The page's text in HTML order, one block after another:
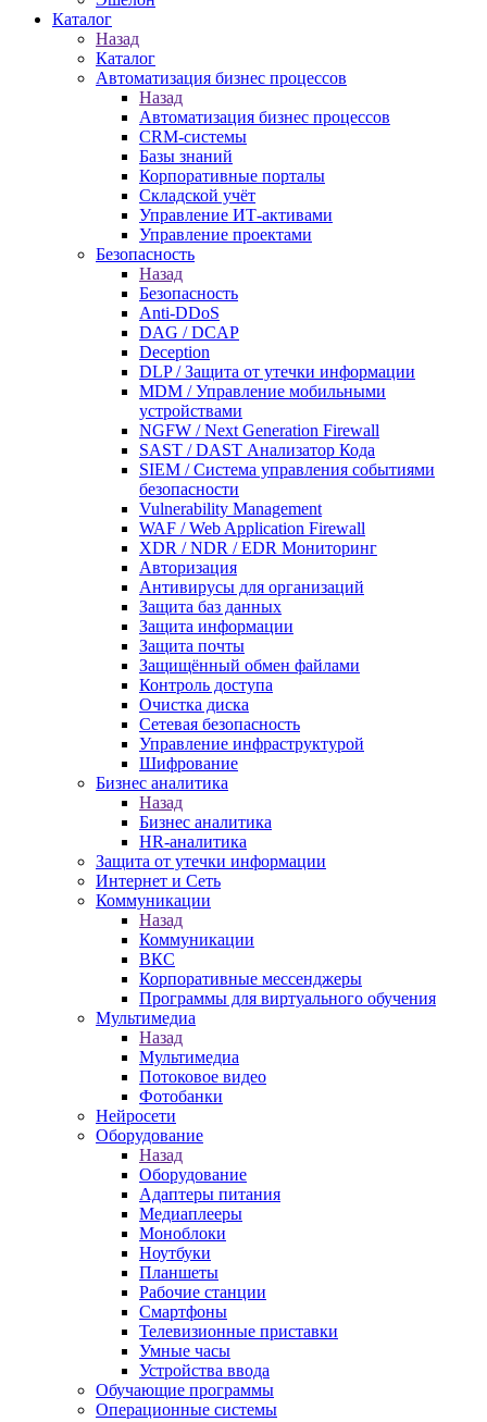
Каталог
Назад
Каталог
Автоматизация бизнес процессов
Назад
Автоматизация бизнес процессов
CRM-системы
Базы знаний
Корпоративные порталы
Складской учёт
Управление ИТ-активами
Управление проектами
Безопасность
Назад
Безопасность
Anti-DDoS
DAG / DCAP
Deception
DLP / Защита от утечки информации
MDM / Управление мобильными
устройствами
NGFW / Next Generation Firewall
SAST / DAST Анализатор Кода
SIEM / Система управления событиями
безопасности
Vulnerability Management
WAF / Web Application Firewall
XDR / NDR / EDR Мониторинг
Авторизация
Антивирусы для организаций
Защита баз данных
Защита информации
Защита почты
Защищённый обмен файлами
Контроль доступа
Очистка диска
Сетевая безопасность
Управление инфраструктурой
Шифрование
Бизнес аналитика
Назад
Бизнес аналитика
HR-аналитика
Защита от утечки информации
Интернет и Сеть
Коммуникации
Назад
Коммуникации
ВКС
Корпоративные мессенджеры
Программы для виртуального обучения
Мультимедиа
Назад
Мультимедиа
Потоковое видео
Фотобанки
Нейросети
Оборудование
Назад
Оборудование
Адаптеры питания
Медиаплееры
Моноблоки
Ноутбуки
Планшеты
Рабочие станции
Смартфоны
Телевизионные приставки
Умные часы
Устройства ввода
Обучающие программы
Операционные системы